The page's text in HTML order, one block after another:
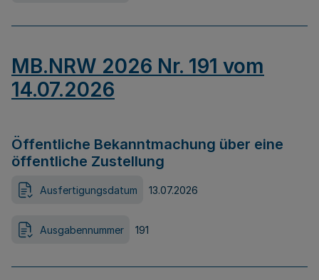
MB.NRW 2026 Nr. 191 vom
14.07.2026
Öffentliche Bekanntmachung über eine
öffentliche Zustellung
Ausfertigungsdatum 13.07.2026
Ausgabennummer 191